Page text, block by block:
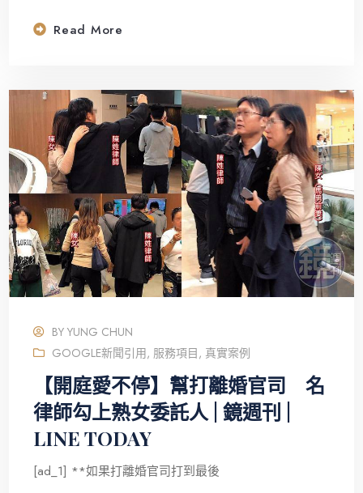
Read More
BYYUNG CHUN
GOOGLE新聞引用, 服務項目, 真實案例
【開庭愛不停】幫打離婚官司 名
律師勾上熟女委託人 | 鏡週刊 |
LINE TODAY
[ad_1] **如果打離婚官司打到最後